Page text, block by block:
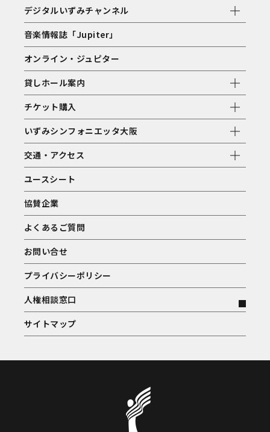
デジタルいずみチャンネル
音楽情報誌「Jupiter」
オンライン・ジュピター
貸しホール案内
チケット購入
いずみシンフォニエッタ大阪
交通・アクセス
ユースシート
協賛企業
よくあるご質問
お問い合せ
プライバシーポリシー
人権相談窓口
サイトマップ